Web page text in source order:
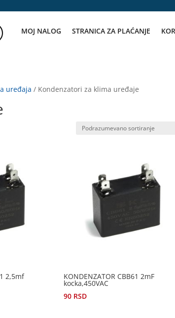
MOJ NALOG STRANICA ZA PLAĆANJE
uređaja / Kondenzatori za klima uređaje
2,5mf KONDENZATOR CBB61 2mF
kocka,450VAC
90 RSD